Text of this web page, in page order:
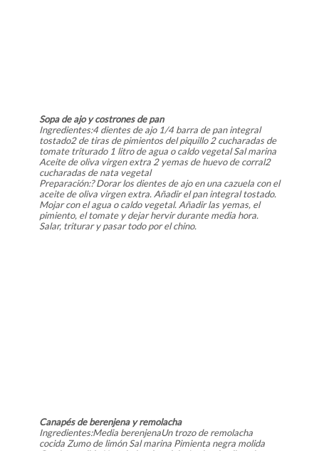
Sopa de ajo y costrones de pan
Ingredientes:4 dientes de ajo 1/4 barra de pan integral
tostado2 de tiras de pimientos del piquillo 2 cucharadas de
tomate triturado 1 litro de agua o caldo vegetal Sal marina
Aceite de oliva virgen extra 2 yemas de huevo de corral2
cucharadas de nata vegetal
Preparación:? Dorar los dientes de ajo en una cazuela con el
aceite de oliva virgen extra. Añadir el pan integral tostado.
Mojar con el agua o caldo vegetal. Añadir las yemas, el
pimiento, el tomate y dejar hervir durante media hora.
Salar, triturar y pasar todo por el chino.
Canapés de berenjena y remolacha
Ingredientes:Media berenjenaUn trozo de remolacha
cocida Zumo de limón Sal marina Pimienta negra molida